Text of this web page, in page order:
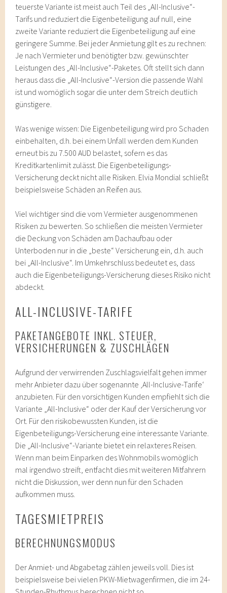
teuerste Variante ist meist auch Teil des „All-Inclusive“-
Tarifs und reduziert die Eigenbeteiligung auf null, eine
zweite Variante reduziert die Eigenbeteiligung auf eine
geringere Summe. Bei jeder Anmietung gilt es zu rechnen:
Je nach Vermieter und benötigter bzw. gewünschter
Leistungen des „All-Inclusive“-Paketes. Oft stellt sich dann
heraus dass die „All-Inclusive“-Version die passende Wahl
ist und womöglich sogar die unter dem Streich deutlich
günstigere.
Was wenige wissen: Die Eigenbeteiligung wird pro Schaden
einbehalten, d.h. bei einem Unfall werden dem Kunden
erneut bis zu 7.500 AUD belastet, sofern es das
Kreditkartenlimit zulässt. Die Eigenbeteiligungs-
Versicherung deckt nicht alle Risiken. Elvia Mondial schließt
beispielsweise Schäden an Reifen aus.
Viel wichtiger sind die vom Vermieter ausgenommenen
Risiken zu bewerten. So schließen die meisten Vermieter
die Deckung von Schäden am Dachaufbau oder
Unterboden nur in die „beste“ Versicherung ein, d.h. auch
bei „All-Inclusive“. Im Umkehrschluss bedeutet es, dass
auch die Eigenbeteiligungs-Versicherung dieses Risiko nicht
abdeckt.
ALL-INCLUSIVE-TARIFE
PAKETANGEBOTE INKL. STEUER,
VERSICHERUNGEN & ZUSCHLÄGEN
Aufgrund der verwirrenden Zuschlagsvielfalt gehen immer
mehr Anbieter dazu über sogenannte ‚All-Inclusive-Tarife‘
anzubieten. Für den vorsichtigen Kunden empfiehlt sich die
Variante „All-Inclusive“ oder der Kauf der Versicherung vor
Ort. Für den risikobewussten Kunden, ist die
Eigenbeteiligungs-Versicherung eine interessante Variante.
Die „All-Inclusive“-Variante bietet ein relaxteres Reisen.
Wenn man beim Einparken des Wohnmobils womöglich
mal irgendwo streift, entfacht dies mit weiteren Mitfahrern
nicht die Diskussion, wer denn nun für den Schaden
aufkommen muss.
TAGESMIETPREIS
BERECHNUNGSMODUS
Der Anmiet- und Abgabetag zählen jeweils voll. Dies ist
beispielsweise bei vielen PKW-Mietwagenfirmen, die im 24-